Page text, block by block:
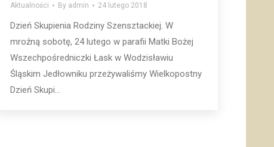
Aktualności By admin 24 lutego 2018
Dzień Skupienia Rodziny Szensztackiej. W
mroźną sobotę, 24 lutego w parafii Matki Bożej
Wszechpośredniczki Łask w Wodzisławiu
Śląskim Jedłowniku przeżywaliśmy Wielkopostny
Dzień Skupi...